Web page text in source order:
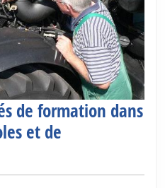
de formation dans
et de